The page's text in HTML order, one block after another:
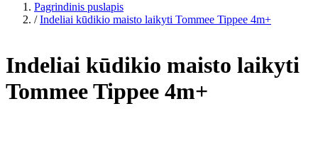
Pagrindinis puslapis
/ Indeliai kūdikio maisto laikyti Tommee Tippee 4m+
Indeliai kūdikio maisto laikyti
Tommee Tippee 4m+